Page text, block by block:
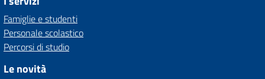
Famiglie e studenti
Personale scolastico
Percorsi di studio
Le novità